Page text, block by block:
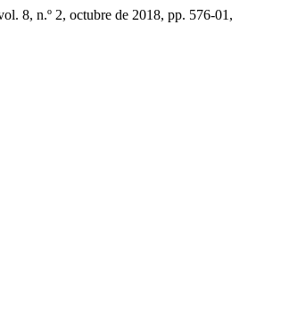
8, n.º 2, octubre de 2018, pp. 576-01,